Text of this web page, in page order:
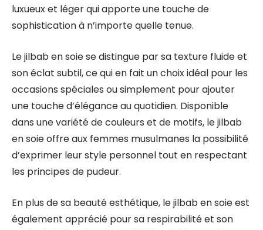
luxueux et léger qui apporte une touche de
sophistication à n’importe quelle tenue.
Le jilbab en soie se distingue par sa texture fluide et
son éclat subtil, ce qui en fait un choix idéal pour les
occasions spéciales ou simplement pour ajouter
une touche d’élégance au quotidien. Disponible
dans une variété de couleurs et de motifs, le jilbab
en soie offre aux femmes musulmanes la possibilité
d’exprimer leur style personnel tout en respectant
les principes de pudeur.
En plus de sa beauté esthétique, le jilbab en soie est
également apprécié pour sa respirabilité et son